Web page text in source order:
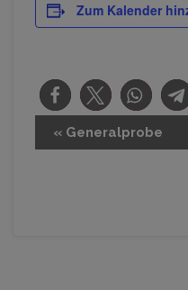
Zum Kalender
e
«Generalprobe